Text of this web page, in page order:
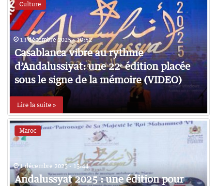
Culture
13 décembre 2025 - 10:52
Casablanca vibre au rythme
d’Andalussiyat: une 22ᵉ édition placée
sous le signe de la mémoire (VIDEO)
Lire la suite »
Maroc
1 décembre 2025 - 13:44
Andalussyat 2025 : une édition pour